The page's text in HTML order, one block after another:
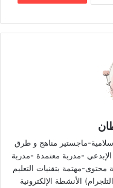
ماجستير مناهج و طرق
-مدربة معتمدة -مدربة
مهتمة بتقنيات التعليم
الأنشطة الإلكترونية